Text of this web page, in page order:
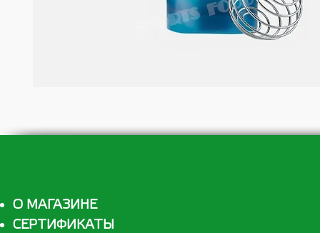
О МАГАЗИНЕ
СЕРТИФИКАТЫ